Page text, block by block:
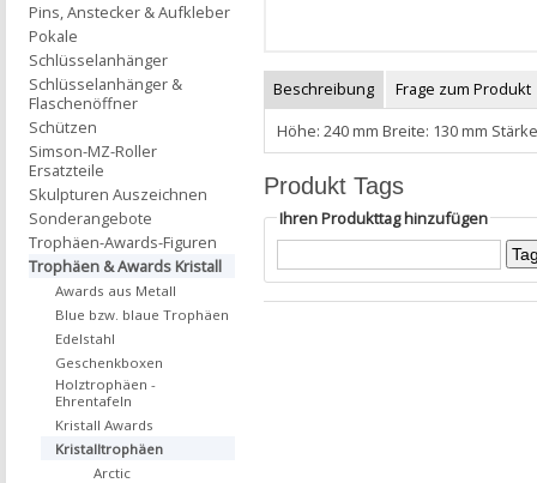
Beschreibung
Frage zum Produkt
Höhe: 240 mm Breite: 130 mm
Produkt Tags
Ihren Produkttag hinzufügen
Pins, Anstecker & Aufkleber
Pokale
Schlüsselanhänger
Schlüsselanhänger &
Flaschenöffner
Schützen
Simson-MZ-Roller
Ersatzteile
Skulpturen Auszeichnen
Sonderangebote
Trophäen-Awards-Figuren
Trophäen & Awards Kristall
Awards aus Metall
Blue bzw. blaue Trophäen
Edelstahl
Geschenkboxen
Holztrophäen -
Ehrentafeln
Kristall Awards
Kristalltrophäen
Arctic